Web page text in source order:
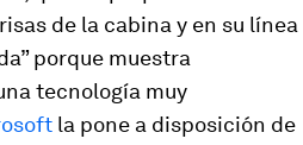
de la cabina y en su línea
porque muestra
tecnología muy
la pone a disposición de